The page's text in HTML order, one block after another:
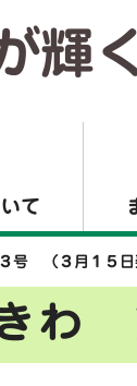
輝
て
号 （３月１５日
わ